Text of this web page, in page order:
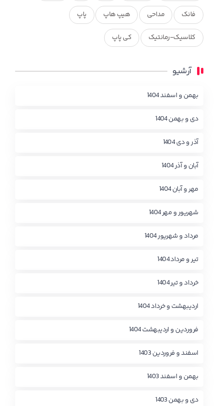
فانک مداحی هیپ هاپ پاپ
کلاسیک-رمانتیک کی پاپ
آرشیو
بهمن و اسفند 1404
دی و بهمن 1404
آذر و دی 1404
آبان و آذر 1404
مهر و آبان 1404
شهریور و مهر 1404
مرداد و شهریور 1404
تیر و مرداد 1404
خرداد و تیر 1404
اردیبهشت و خرداد 1404
فروردین و اردیبهشت 1404
اسفند و فروردین 1403
بهمن و اسفند 1403
دی و بهمن 1403